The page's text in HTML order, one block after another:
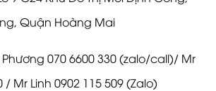
Quận Hoàng Mai
070 6600 330 (zalo/call)/ Mr
/ Mr Linh 0902 115 509 (Zalo)